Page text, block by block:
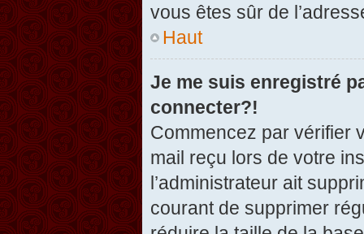
vous êtes sûr de
Haut
Je me suis enregistré
connecter?!
Commencez par vérifier
mail reçu lors de votre
l’administrateur ait
courant de supprimer